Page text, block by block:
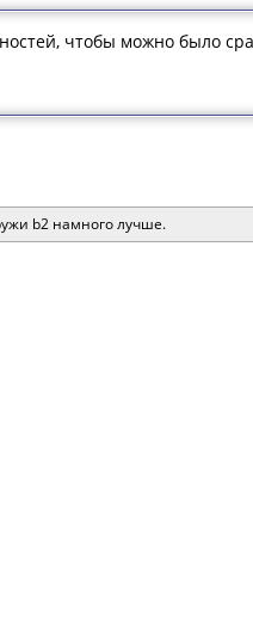
чтобы можно было
b2 намного лучше.